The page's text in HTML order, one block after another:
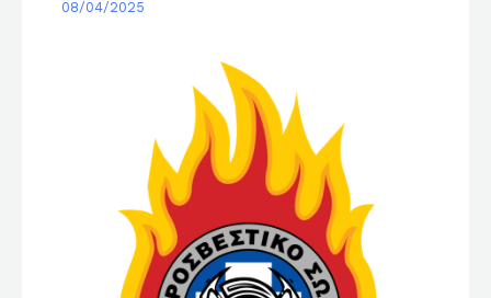
08/04/2025